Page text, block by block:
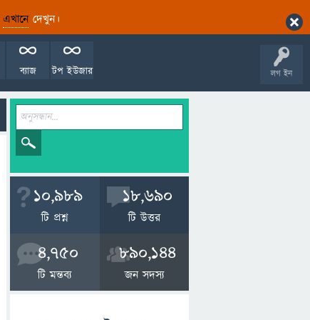
এখানেদেখুন।
লগ ইন
টপ ইউজার
ব্যাজ
10,989
টি প্রশ্ন
18,690
টি উত্তর
4,750
টি মন্তব্য
890,144
জন সদস্য